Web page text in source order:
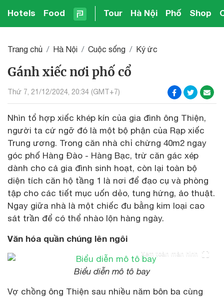
Hotels Food Tour Hà Nội Phố Shop
Trang chủ Hà Nội Cuộc sống Ký ức
Gánh xiếc nơi phố cổ
Thứ 7, 21/12/2024, 20:34 (GMT+7)
Nhìn tổ hợp xiếc khép kín của gia đình ông Thiện,
người ta cứ ngỡ đó là một bộ phận của Rạp xiếc
Trung ương. Trong căn nhà chỉ chừng 40m2 ngay
góc phố Hàng Đào - Hàng Bạc, trừ căn gác xép
dành cho cả gia đình sinh hoạt, còn lại toàn bộ
diện tích căn hộ tầng 1 là nơi để đạo cụ và phòng
tập cho các tiết mục uốn dẻo, tung hứng, ảo thuật.
Ngay giữa nhà là một chiếc đu bằng kim loại cao
sát trần để có thể nhào lộn hàng ngày.
Văn hóa quần chúng lên ngôi
Xem toàn màn hình
Biểu diễn mô tô bay
Vợ chồng ông Thiện sau nhiều năm bôn ba cùng